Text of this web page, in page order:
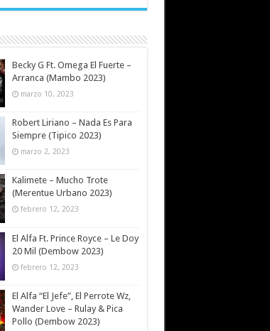
Becky G Ft. Omega El Fuerte –
Arranca (Mambo 2023)
marzo 10, 2023
Robert Liriano – Nada Es Para
Siempre (Tipico 2023)
marzo 2, 2023
Kalimete – Mucho Trote
(Merentue Urbano 2023)
febrero 12, 2023
El Alfa Ft. Prince Royce – Le Doy
20 Mil (Dembow 2023)
febrero 12, 2023
El Alfa “El Jefe”, El Perrote Wz,
Wander Love – Rulay & Pica
Pollo (Dembow 2023)